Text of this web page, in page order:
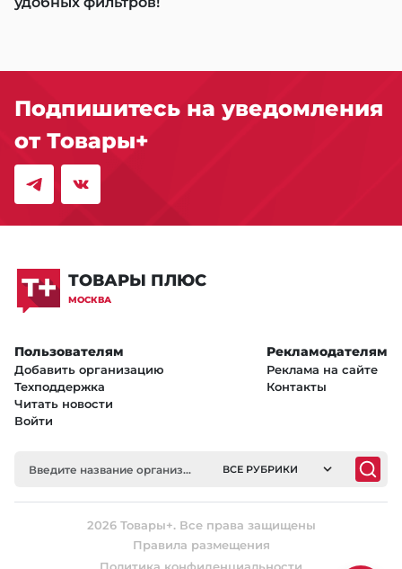
Подпишитесь на уведомления
от Товары+
ТОВАРЫ ПЛЮС
МОСКВА
Пользователям
Добавить организацию
Техподдержка
Читать новости
Войти
Рекламодателям
Реклама на сайте
Контакты
ВСЕ РУБРИКИ
2026 Товары+. Все права защищены
Правила размещения